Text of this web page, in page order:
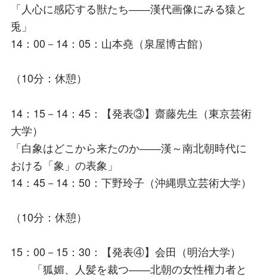
「人心に感応する獣たち――漢代画像にみる猿と
兎」
14：00－14：05：山本堯（泉屋博古館）
（10分：休憩）
14：15－14：45：【発表③】齋藤先生（東京芸術
大学）
「白象はどこから来たのか――漢～南北朝時代に
おける「象」の表象」
14：45－14：50：下野玲子（沖縄県立芸術大学）
（10分：休憩）
15：00－15：30：【発表④】会田（明治大学）
「狐媚、人髪を裁つ――北朝の女性権力者と